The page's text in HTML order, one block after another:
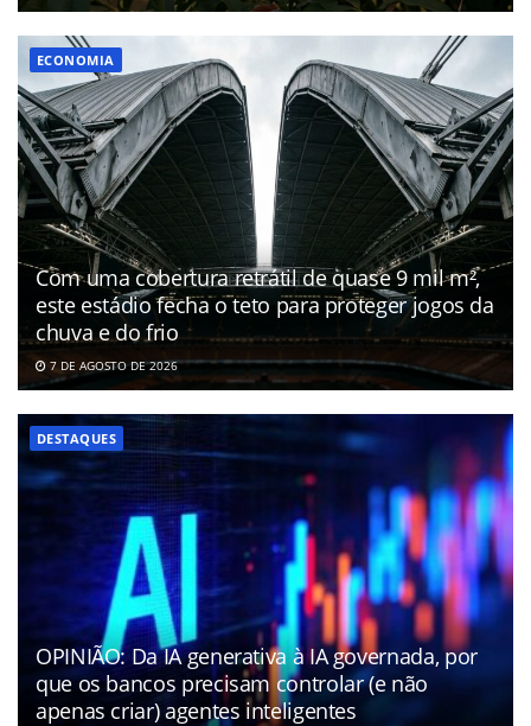
ECONOMIA
Com uma cobertura retrátil de quase 9 mil m²,
este estádio fecha o teto para proteger jogos da
chuva e do frio
7 DE AGOSTO DE 2026
DESTAQUES
OPINIÃO: Da IA generativa à IA governada, por
que os bancos precisam controlar (e não
apenas criar) agentes inteligentes